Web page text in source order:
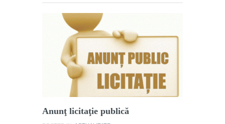
Anunţ licitaţie publică